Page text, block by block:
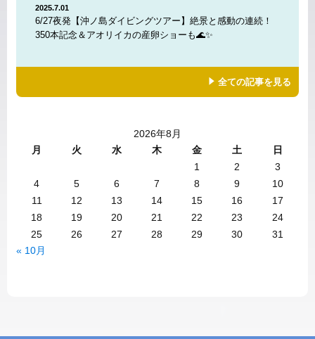
2025.7.01
6/27夜発【沖ノ島ダイビングツアー】絶景と感動の連続！
350本記念＆アオリイカの産卵ショーも🌊✨
全ての記事を見る
2026年8月
月
火 水 木 金 土
日
1
2
3
4
5 6 7 8 9
10
11
12 13 14 15 16
17
18
19 20 21 22 23
24
25
26 27 28 29 30
31
« 10月